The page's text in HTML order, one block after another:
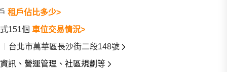
租戶佔比多少>
151個 車位交易情況>
台北市萬華區長沙街二段148號
訊、營運管理、社區規劃等